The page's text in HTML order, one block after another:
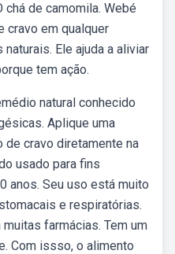
de camomila. Webé
cravo em qualquer
Ele ajuda a aliviar
tem ação.
natural conhecido
Aplique uma
de cravo diretamente na
usado para fins
anos. Seu uso está muito
e respiratórias.
farmácias. Tem um
Com issso, o alimento